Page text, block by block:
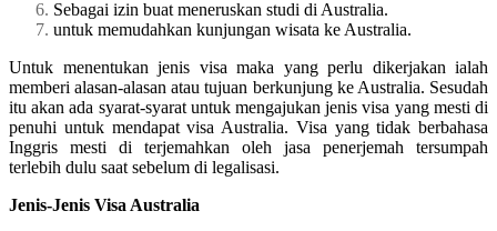
Sebagai izin buat meneruskan studi di Australia.
untuk memudahkan kunjungan wisata ke Australia.
Untuk menentukan jenis visa maka yang perlu dikerjakan ialah
memberi alasan-alasan atau tujuan berkunjung ke Australia. Sesudah
itu akan ada syarat-syarat untuk mengajukan jenis visa yang mesti di
penuhi untuk mendapat visa Australia. Visa yang tidak berbahasa
Inggris mesti di terjemahkan oleh jasa penerjemah tersumpah
terlebih dulu saat sebelum di legalisasi.
Jenis-Jenis Visa Australia